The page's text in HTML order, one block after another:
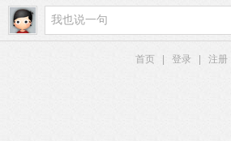
首页 登录 注册